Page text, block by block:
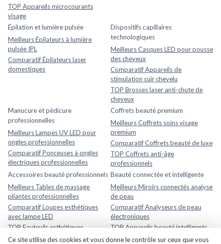
TOP Appareils microcourants
visage
Épilation et lumière pulsée
Meilleurs Épilateurs à lumière
pulsée IPL
Comparatif Épilateurs laser
domestiques
Dispositifs capillaires
technologiques
Meilleurs Casques LED pour pousse
des cheveux
Comparatif Appareils de
stimulation cuir chevelu
TOP Brosses laser anti-chute de
cheveux
Manucure et pédicure
professionnelles
Meilleurs Lampes UV LED pour
ongles professionnelles
Comparatif Ponceuses à ongles
électriques professionnelles
Coffrets beauté premium
Meilleurs Coffrets soins visage
premium
Comparatif Coffrets beauté de luxe
TOP Coffrets anti-âge
professionnels
Accessoires beauté professionnels
Meilleurs Tables de massage
pliantes professionnelles
Comparatif Loupes esthétiques
avec lampe LED
TOP Fauteuils esthétiques
réglables
Beauté connectée et intelligente
Meilleurs Miroirs connectés analyse
de peau
Comparatif Analyseurs de peau
électroniques
TOP Appareils beauté intelligents
avec application mobile
Ce site utilise des cookies et vous donne le contrôle sur ceux que vous